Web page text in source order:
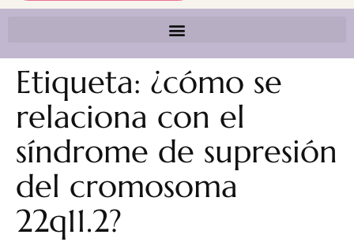
Etiqueta: ¿cómo se
relaciona con el
síndrome de supresión
del cromosoma
22q11.2?